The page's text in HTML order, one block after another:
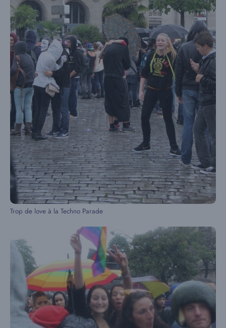
Trop de love à la Techno Parade